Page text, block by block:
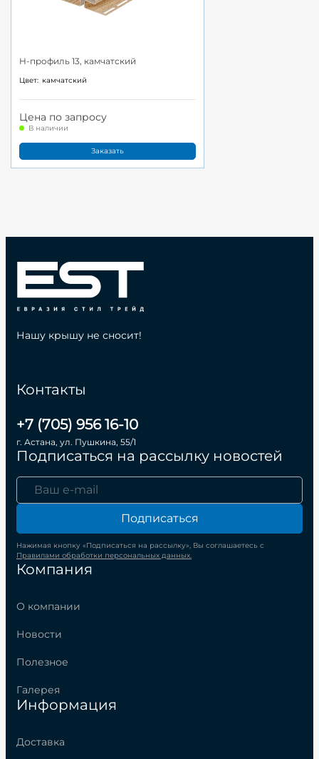
H-профиль 13, камчатский
Цвет: камчатский
Цена по запросу
В наличии
Заказать
Компания
О компании
Новости
Полезное
Галерея
Информация
Доставка
Контакты
+7 (705) 956 16-10
г. Астана, ул. Пушкина, 55/1
Подписаться на рассылку новостей
Подписаться
Нажимая кнопку «Подписаться на рассылку», Вы соглашаетесь с
Правилами обработки персональных данных.
Нашу крышу не сносит!